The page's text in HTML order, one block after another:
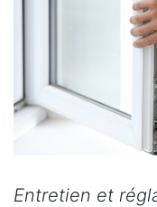
Entretien et